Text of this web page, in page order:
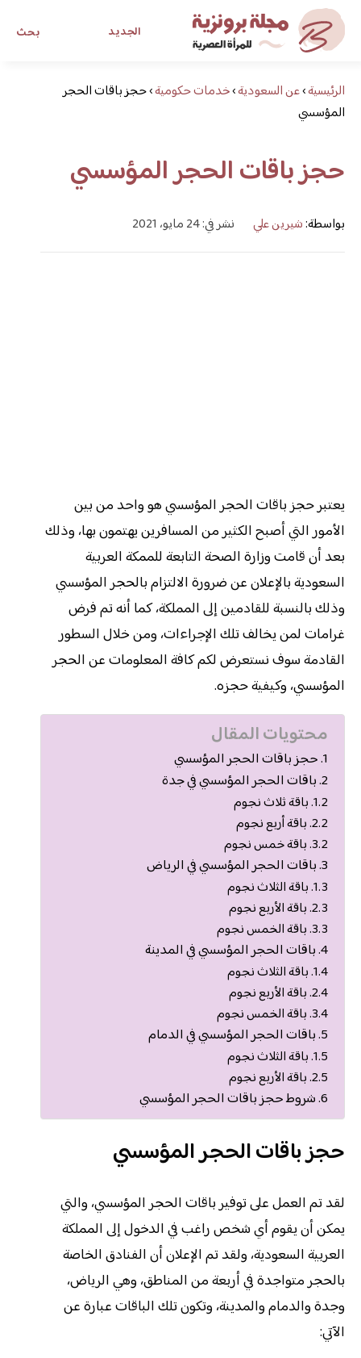
بحث الجديد
مجلة برونزية للفتاة العصريةالرئيسية›عن السعودية›خدمات حكومية›حجز باقات الحجر
المؤسسي
حجز باقات الحجر المؤسسي
بواسطة:شيرين علي نشر في: 24 مايو، 2021
يعتبر حجز باقات الحجر المؤسسي هو واحد من بين
الأمور التي أصبح الكثير من المسافرين يهتمون بها، وذلك
بعد أن قامت وزارة الصحة التابعة للممكة العربية
السعودية بالإعلان عن ضرورة الالتزام بالحجر المؤسسي
وذلك بالنسبة للقادمين إلى المملكة، كما أنه تم فرض
غرامات لمن يخالف تلك الإجراءات، ومن خلال السطور
القادمة سوف نستعرض لكم كافة المعلومات عن الحجر
المؤسسي، وكيفية حجزه.
محتويات المقال
حجز باقات الحجر المؤسسي
باقات الحجر المؤسسي في جدة
باقة ثلاث نجوم
باقة أربع نجوم
باقة خمس نجوم
باقات الحجر المؤسسي في الرياض
باقة الثلاث نجوم
باقة الأربع نجوم
باقة الخمس نجوم
باقات الحجر المؤسسي في المدينة
باقة الثلاث نجوم
باقة الأربع نجوم
باقة الخمس نجوم
باقات الحجر المؤسسي في الدمام
باقة الثلاث نجوم
باقة الأربع نجوم
شروط حجز باقات الحجر المؤسسي
حجز باقات الحجر المؤسسي
لقد تم العمل على توفير باقات الحجر المؤسسي، والتي
يمكن أن يقوم أي شخص راغب في الدخول إلى المملكة
العربية السعودية، ولقد تم الإعلان أن الفنادق الخاصة
بالحجر متواجدة في أربعة من المناطق، وهي الرياض،
وجدة والدمام والمدينة، وتكون تلك الباقات عبارة عن
الآتي: